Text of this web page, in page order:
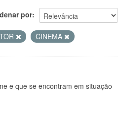
por
CINEMA
e que se encontram em situação